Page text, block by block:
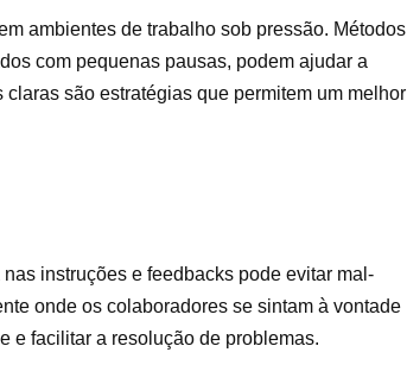
ambientes de trabalho sob pressão. Métodos
com pequenas pausas, podem ajudar a
são estratégias que permitem um melhor
instruções e feedbacks pode evitar mal-
onde os colaboradores se sintam à vontade
e facilitar a resolução de problemas.